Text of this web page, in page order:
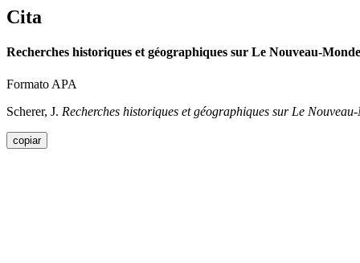
Cita
Recherches historiques et géographiques sur Le Nouveau-Monde
Formato APA
Scherer, J. Recherches historiques et géographiques sur Le
copiar